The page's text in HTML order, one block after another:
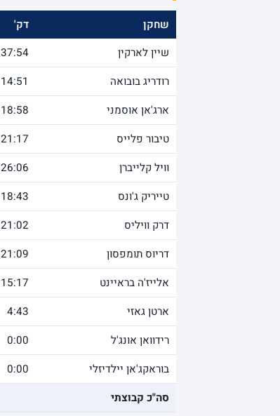
שחקן דק'
שיין לארקין
37:54
רודריג בובואה
14:51
ארג'אן אוסמני
18:58
טיבור פלייס
21:17
וויל קלייברן
26:06
טייריק ג'ונס
18:43
דרק וויליס
21:02
דריוס תומפסון
21:09
אלייז'ה בראיינט
15:17
ארטן גאזי
4:43
רידוואן אונג'ל
0:00
בוראקג'אן יילדיזלי
0:00
סה"כ קבוצתי